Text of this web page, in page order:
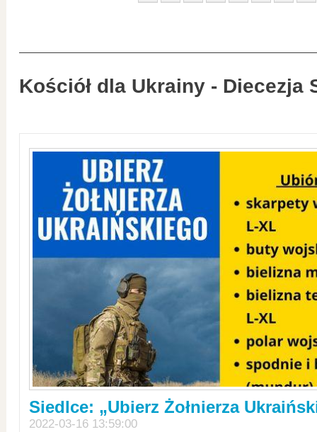
Kościół dla Ukrainy - Diecezja
Siedlce: „Ubierz Żołnierza
2022-03-16 13:59:00